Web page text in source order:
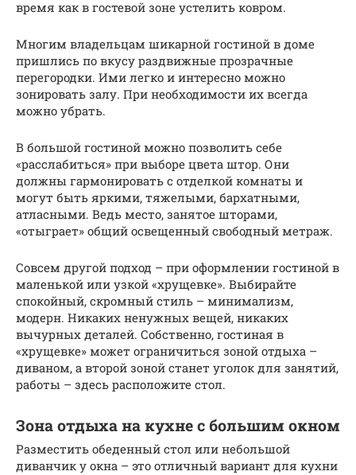
время как в гостевой зоне устелить ковром.
Многим владельцам шикарной гостиной в доме
пришлись по вкусу раздвижные прозрачные
перегородки. Ими легко и интересно можно
зонировать залу. При необходимости их всегда
можно убрать.
В большой гостиной можно позволить себе
«расслабиться» при выборе цвета штор. Они
должны гармонировать с отделкой комнаты и
могут быть яркими, тяжелыми, бархатными,
атласными. Ведь место, занятое шторами,
«отыграет» общий освещенный свободный метраж.
Совсем другой подход – при оформлении гостиной в
маленькой или узкой «хрущевке». Выбирайте
спокойный, скромный стиль – минимализм,
модерн. Никаких ненужных вещей, никаких
вычурных деталей. Собственно, гостиная в
«хрущевке» может ограничиться зоной отдыха –
диваном, а второй зоной станет уголок для занятий,
работы – здесь расположите стол.
Зона отдыха на кухне с большим окном
Разместить обеденный стол или небольшой
диванчик у окна – это отличный вариант для кухни